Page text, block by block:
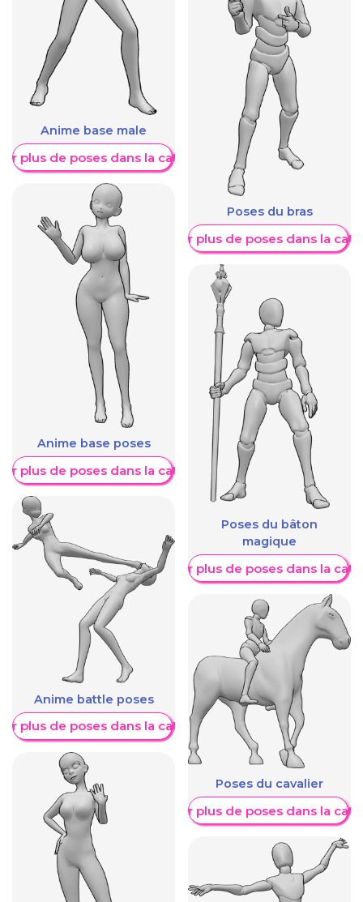
Anime base male
plus de poses dans la catégorie
Anime base poses
plus de poses dans la catégorie
Anime battle poses
plus de poses dans la catégorie
Poses du bras
Afficher plus de poses dans la
Poses du bâton
magique
Afficher plus de poses dans la
Poses du cavalier
Afficher plus de poses dans la